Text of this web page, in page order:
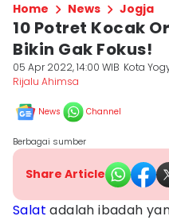
Home News Jogja
10 Potret Kocak
Bikin Gak Fokus!
05 Apr 2022, 14:00 WIB Kota
Rijalu Ahimsa
News Channel
Berbagai sumber
Share Article
Salat adalah ibadah